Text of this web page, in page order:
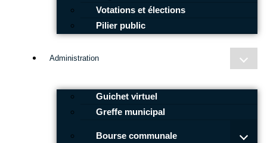
Votations et élections
Pilier public
Administration
Guichet virtuel
Greffe municipal
Bourse communale